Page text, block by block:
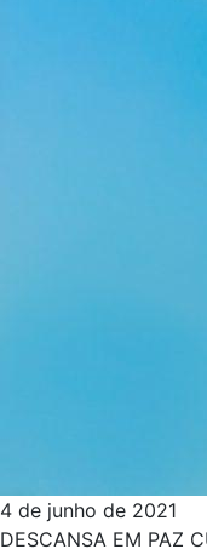
4 de junho de 2021
DESCANSA EM PAZ